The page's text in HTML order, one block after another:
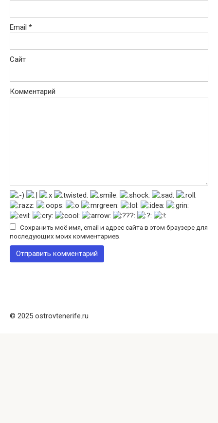
Email *
Сайт
Комментарий
Сохранить моё имя, email и адрес сайта в этом браузере для
последующих моих комментариев.
© 2025 ostrovtenerife.ru